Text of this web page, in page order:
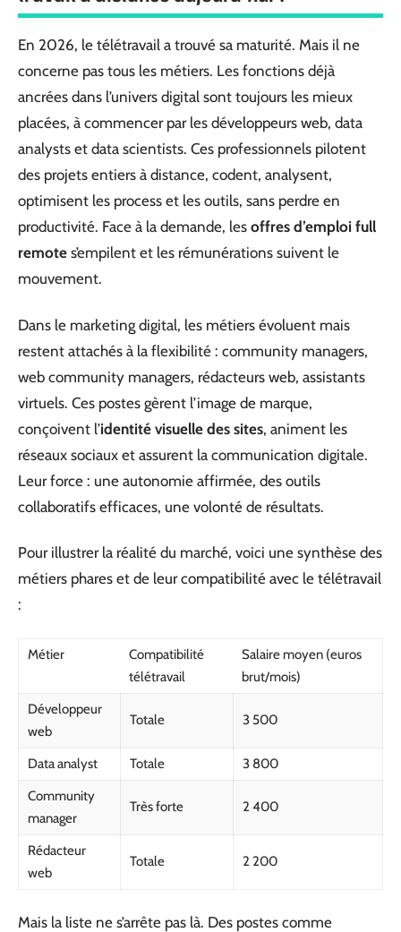
En 2026, le télétravail a trouvé sa maturité. Mais il ne
concerne pas tous les métiers. Les fonctions déjà
ancrées dans l’univers digital sont toujours les mieux
placées, à commencer par les développeurs web, data
analysts et data scientists. Ces professionnels pilotent
des projets entiers à distance, codent, analysent,
optimisent les process et les outils, sans perdre en
productivité. Face à la demande, les offres d’emploi full
remote s’empilent et les rémunérations suivent le
mouvement.
Dans le marketing digital, les métiers évoluent mais
restent attachés à la flexibilité : community managers,
web community managers, rédacteurs web, assistants
virtuels. Ces postes gèrent l’image de marque,
conçoivent l’identité visuelle des sites, animent les
réseaux sociaux et assurent la communication digitale.
Leur force : une autonomie affirmée, des outils
collaboratifs efficaces, une volonté de résultats.
Pour illustrer la réalité du marché, voici une synthèse des
métiers phares et de leur compatibilité avec le télétravail
:
Métier
Compatibilité
télétravail
Salaire moyen (euros
brut/mois)
Développeur
web
Totale 3 500
Data analyst Totale
3 800
Community
manager
Très forte 2 400
Rédacteur
web
Totale 2 200
Mais la liste ne s’arrête pas là. Des postes comme